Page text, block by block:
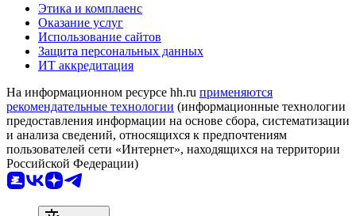
Этика и комплаенс
Оказание услуг
Использование сайтов
Защита персональных данных
ИТ аккредитация
На информационном ресурсе hh.ru применяются
рекомендательные технологии (информационные технологии
предоставления информации на основе сбора, систематизации
и анализа сведений, относящихся к предпочтениям
пользователей сети «Интернет», находящихся на территории
Российской Федерации)